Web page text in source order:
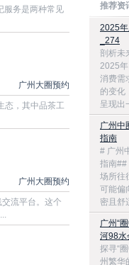
服务是两种常见
广州大圈预约
态，其中品茶工
广州大圈预约
流平台。这个
推荐资
2025
_274
剖析未
2025年
消费需
的变化
呈现出
广州中
指南
# 广州
指南##
场所往
可能偏
密且舒
广州“
河98水
探寻“
州繁华